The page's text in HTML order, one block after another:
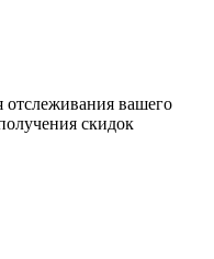
отслеживания вашего
скидок